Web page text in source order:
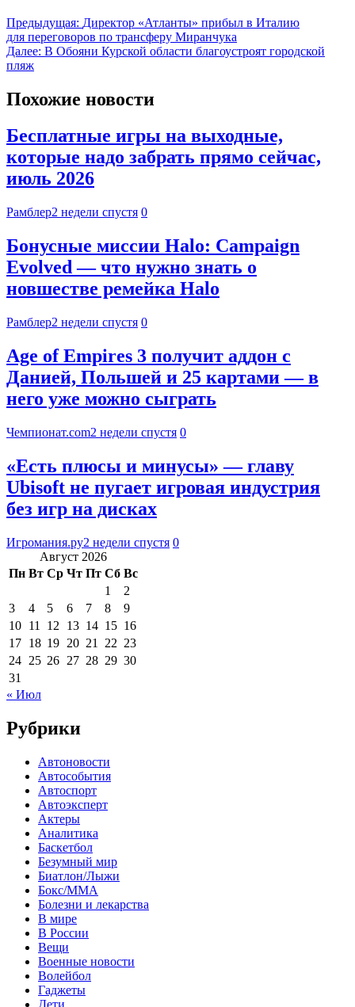
Предыдущая: Директор «Атланты» прибыл в Италию
для переговоров по трансферу Миранчука
Далее: В Обояни Курской области благоустроят городской
пляж
Похожие новости
Бесплатные игры на выходные,
которые надо забрать прямо сейчас,
июль 2026
Рамблер2 недели спустя 0
Бонусные миссии Halo: Campaign
Evolved — что нужно знать о
новшестве ремейка Halo
Рамблер2 недели спустя 0
Age of Empires 3 получит аддон с
Данией, Польшей и 25 картами — в
него уже можно сыграть
Чемпионат.com2 недели спустя 0
«Есть плюсы и минусы» — главу
Ubisoft не пугает игровая индустрия
без игр на дисках
Игромания.ру2 недели спустя 0
Август 2026
Пн Вт Ср Чт Пт Сб Вс
1
2
3
4 5 6 7 8
9
10 11 12 13 14 15 16
17 18 19 20 21 22 23
24 25 26 27 28 29 30
31
« Июл
Рубрики
Автоновости
Автособытия
Автоспорт
Автоэксперт
Актеры
Аналитика
Баскетбол
Безумный мир
Биатлон/Лыжи
Бокс/MMA
Болезни и лекарства
В мире
В России
Вещи
Военные новости
Волейбол
Гаджеты
Дети